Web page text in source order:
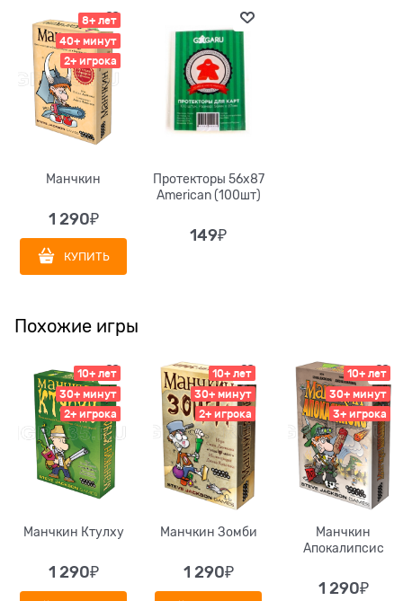
8+ лет
40+ минут
2+ игрока
Манчкин
1 290₽
КУПИТЬ
Протекторы 56x87
American (100шт)
149₽
Похожие игры
10+ лет
30+ минут
2+ игрока
Манчкин Ктулху
1 290₽
10+ лет
30+ минут
2+ игрока
Манчкин Зомби
1 290₽
10+ лет
30+ минут
3+ игрока
Манчкин
Апокалипсис
1 290₽